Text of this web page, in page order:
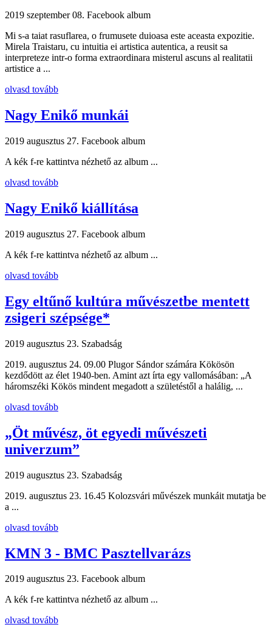
2019 szeptember 08. Facebook album
Mi s-a taiat rasuflarea, o frumusete duioasa este aceasta expozitie.
Mirela Traistaru, cu intuitia ei artistica autentica, a reusit sa
interpreteze intr-o forma extraordinara misterul ascuns al realitatii
artistice a ...
olvasd tovább
Nagy Enikő munkái
2019 augusztus 27. Facebook album
A kék f-re kattintva nézhető az album ...
olvasd tovább
Nagy Enikő kiállítása
2019 augusztus 27. Facebook album
A kék f-re kattintva nézhető az album ...
olvasd tovább
Egy eltűnő kultúra művészetbe mentett
zsigeri szépsége*
2019 augusztus 23. Szabadság
2019. augusztus 24. 09.00 Plugor Sándor számára Kökösön
kezdődött az élet 1940-ben. Amint azt írta egy vallomásában: „A
háromszéki Kökös mindent megadott a születéstől a halálig, ...
olvasd tovább
„Öt művész, öt egyedi művészeti
univerzum”
2019 augusztus 23. Szabadság
2019. augusztus 23. 16.45 Kolozsvári művészek munkáit mutatja be
a ...
olvasd tovább
KMN 3 - BMC Pasztellvarázs
2019 augusztus 23. Facebook album
A kék f-re kattintva nézhető az album ...
olvasd tovább